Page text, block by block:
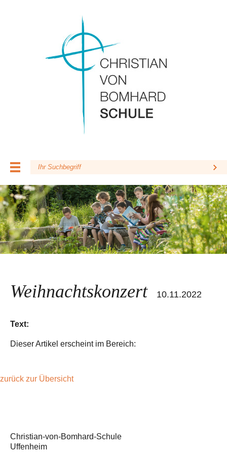
Weihnachtskonzert 10.11.2022
Text:
Dieser Artikel erscheint im Bereich:
zurück zur Übersicht
Christian-von-Bomhard-Schule
Uffenheim